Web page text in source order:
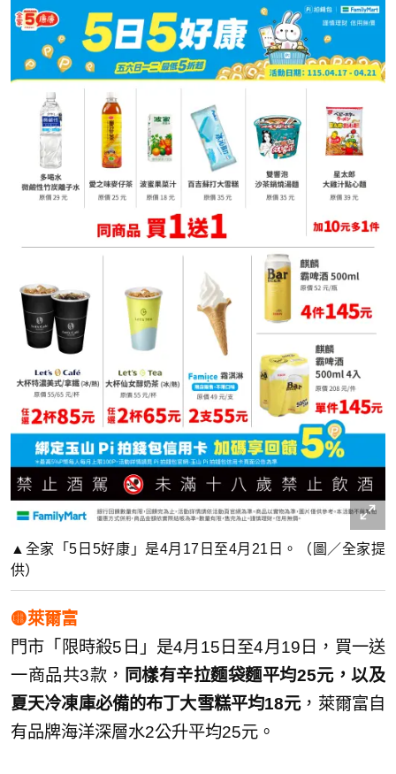
▲全家「5日5好康」是4月17日至4月21日。（圖／全家提
供）
🟡萊爾富
門市「限時殺5日」是4月15日至4月19日，買一送
一商品共3款， 同樣有辛拉麵袋麵平均25元，以及
夏天冷凍庫必備的布丁大雪糕平均18元，萊爾富自
有品牌海洋深層水2公升平均25元。